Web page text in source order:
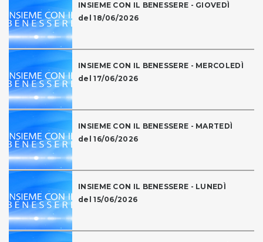
INSIEME CON IL BENESSERE - GIOVEDÌ
del 18/06/2026
INSIEME CON IL BENESSERE - MERCOLEDÌ
del 17/06/2026
INSIEME CON IL BENESSERE - MARTEDÌ
del 16/06/2026
INSIEME CON IL BENESSERE - LUNEDÌ
del 15/06/2026